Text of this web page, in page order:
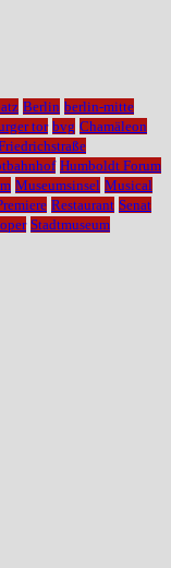
Berlin berlin-mitte
tor bvg Chamäleon
Humboldt Forum
Museumsinsel Musical
Restaurant Senat
Stadtmuseum